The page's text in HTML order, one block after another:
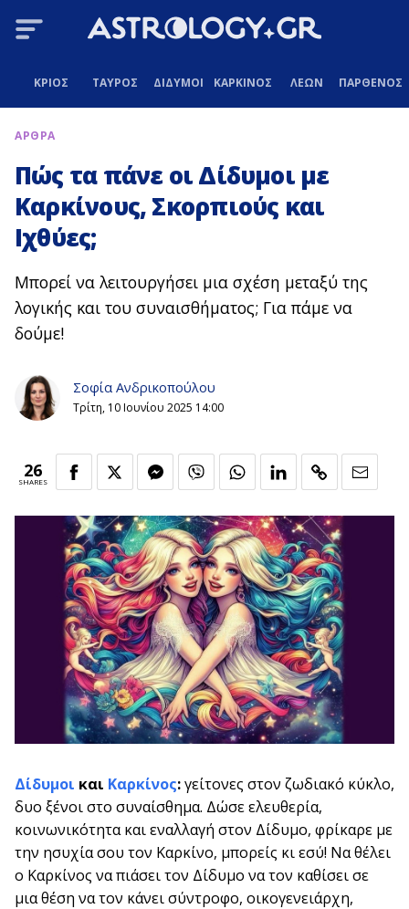
ΚΡΙΟΣ ΤΑΥΡΟΣ ΔΙΔΥΜΟΙ ΚΑΡΚΙΝΟΣ ΛΕΩΝ ΠΑΡΘΕΝΟΣ
ΑΡΘΡΑ
Πώς τα πάνε οι Δίδυμοι με
Καρκίνους, Σκορπιούς και
Ιχθύες;
Μπορεί να λειτουργήσει μια σχέση μεταξύ της
λογικής και του συναισθήματος; Για πάμε να
δούμε!
Σοφία Ανδρικοπούλου
Τρίτη, 10 Ιουνίου 2025 14:00
26
SHARES
Δίδυμοι και Καρκίνος:γείτονες στον ζωδιακό κύκλο,
δυο ξένοι στο συναίσθημα. Δώσε ελευθερία,
κοινωνικότητα και εναλλαγή στον Δίδυμο, φρίκαρε με
την ησυχία σου τον Καρκίνο, μπορείς κι εσύ! Να θέλει
ο Καρκίνος να πιάσει τον Δίδυμο να τον καθίσει σε
μια θέση να τον κάνει σύντροφο, οικογενειάρχη,